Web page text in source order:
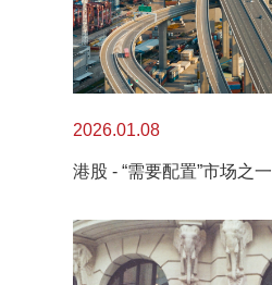
2026.01.08
港股 - “需要配置”市场之一